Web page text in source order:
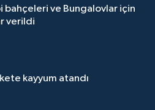
bahçeleri ve Bungalovlar için
verildi
kayyum atandı